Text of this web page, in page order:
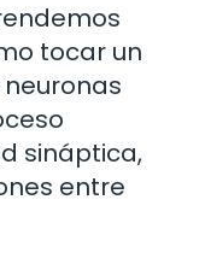
tocar un
sináptica,
entre